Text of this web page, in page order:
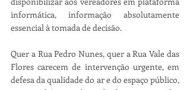
informática, informação absolutamente
essencial à tomada de decisão.
Quer a Rua Pedro Nunes, quer a Rua Vale das
Flores carecem de intervenção urgente, em
defesa da qualidade do ar e do espaço público,